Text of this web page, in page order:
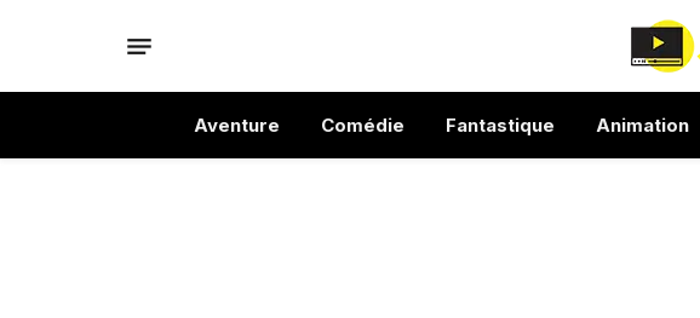
Aventure Comédie Fantastique Animation